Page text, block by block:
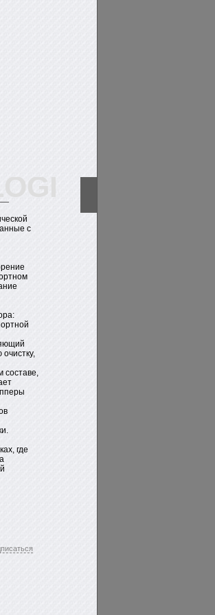
с
составе,
где